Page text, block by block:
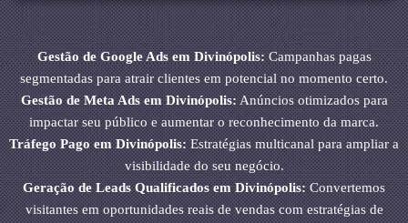
Gestão de Google Ads em Divinópolis:Campanhas pagas
segmentadas para atrair clientes em potencial no momento certo.
Gestão de Meta Ads em Divinópolis:Anúncios otimizados para
impactar seu público e aumentar o reconhecimento da marca.
Tráfego Pago em Divinópolis:Estratégias multicanal para ampliar a
visibilidade do seu negócio.
Geração de Leads Qualificados em Divinópolis:Convertemos
visitantes em oportunidades reais de vendas com estratégias de